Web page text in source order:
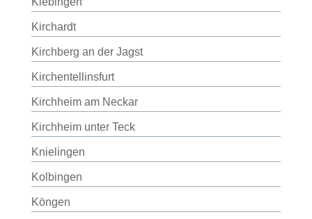
Kirchardt
Kirchberg an der Jagst
Kirchentellinsfurt
Kirchheim am Neckar
Kirchheim unter Teck
Knielingen
Kolbingen
Köngen